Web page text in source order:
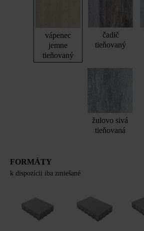
vápenec
jemne
tieňovaný
čadič
tieňovaný
žulovo sivá
tieňovaná
FORMÁTY
k dispozícii iba zmiešané